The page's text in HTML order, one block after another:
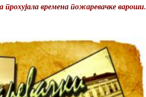
времена пожаревачке вароши.